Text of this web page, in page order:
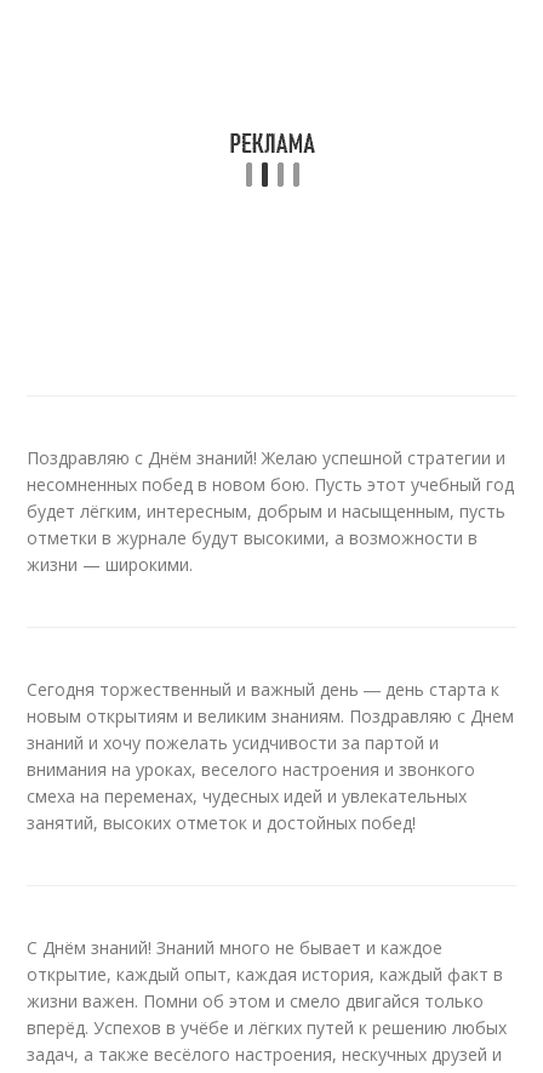
Поздравляю с Днём знаний! Желаю успешной стратегии и
несомненных побед в новом бою. Пусть этот учебный год
будет лёгким, интересным, добрым и насыщенным, пусть
отметки в журнале будут высокими, а возможности в
жизни — широкими.
Сегодня торжественный и важный день ― день старта к
новым открытиям и великим знаниям. Поздравляю с Днем
знаний и хочу пожелать усидчивости за партой и
внимания на уроках, веселого настроения и звонкого
смеха на переменах, чудесных идей и увлекательных
занятий, высоких отметок и достойных побед!
С Днём знаний! Знаний много не бывает и каждое
открытие, каждый опыт, каждая история, каждый факт в
жизни важен. Помни об этом и смело двигайся только
вперёд. Успехов в учёбе и лёгких путей к решению любых
задач, а также весёлого настроения, нескучных друзей и